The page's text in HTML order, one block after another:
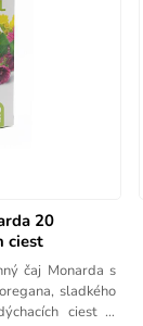
20
ciest
čaj Monarda s
sladkého
ciest v